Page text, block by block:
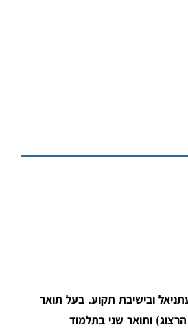
ובישיבת תקוע. בעל תואר
ותואר שני בתלמוד